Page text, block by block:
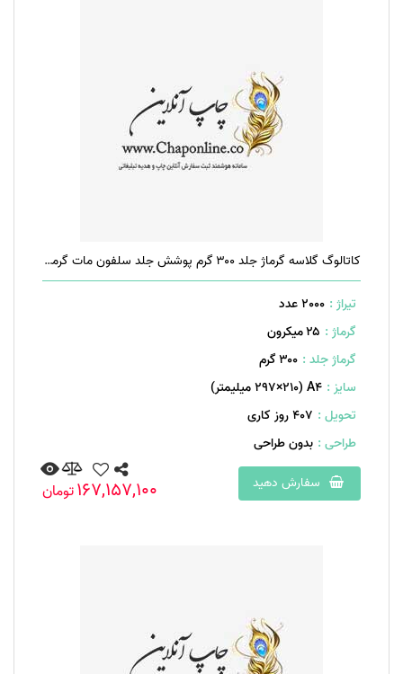
کاتالوگ گلاسه گرماژ جلد ۳۰۰ گرم پوشش جلد سلفون مات گرماژ داخل ۱۷۰ گرم ۲۰ صفحه منگنه تخت
تیراژ : 2000 عدد
گرماژ : ۲۵ میکرون
گرماژ جلد : ۳۰۰ گرم
سایز : A۴ (۲۹۷×۲۱۰ میلیمتر)
تحویل : 407 روز کاری
طراحی : بدون طراحی
سفارش دهید
167,157,100تومان